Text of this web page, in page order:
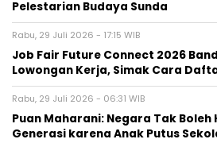
Pelestarian Budaya Sunda
Rabu, 29 Juli 2026 - 17:15 WIB
Job Fair Future Connect 2026
Lowongan Kerja, Simak Cara
Rabu, 29 Juli 2026 - 06:31 WIB
Puan Maharani: Negara Tak Boleh
Generasi karena Anak Putus